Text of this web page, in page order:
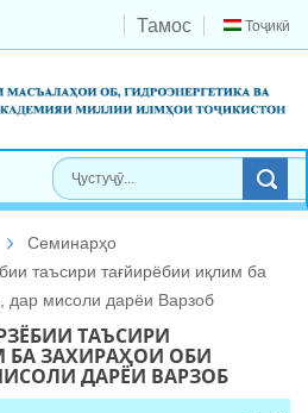
Тоҷикӣ
Тамос
Семинарҳо
таъсири тағйирёбии иқлим ба
дар мисоли дарёи Варзоб
ТАЪСИРИ
ЗАХИРАҲОИ ОБИ
ДАРЁИ ВАРЗОБ